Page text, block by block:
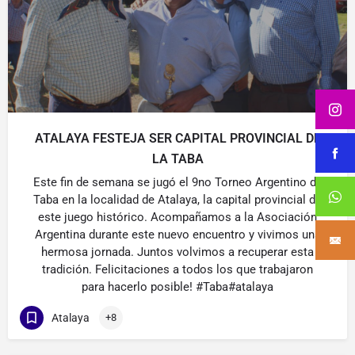
ATALAYA FESTEJA SER CAPITAL PROVINCIAL DE
LA TABA
Este fin de semana se jugó el 9no Torneo Argentino de
Taba en la localidad de Atalaya, la capital provincial de
este juego histórico. Acompañamos a la Asociación
Argentina durante este nuevo encuentro y vivimos una
hermosa jornada. Juntos volvimos a recuperar esta
tradición. Felicitaciones a todos los que trabajaron
para hacerlo posible! #Taba#atalaya
Atalaya +8